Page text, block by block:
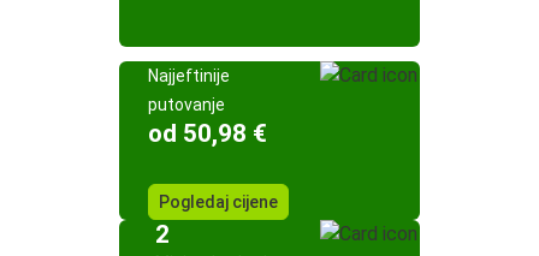
Najjeftinije
putovanje
od 50,98 €
Pogledaj cijene
2